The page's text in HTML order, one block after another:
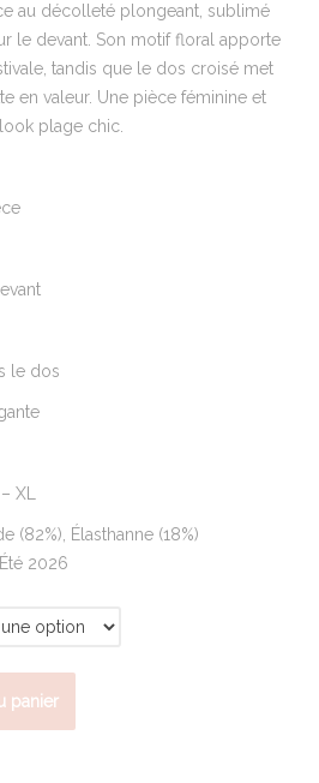
au décolleté plongeant, sublimé
le devant. Son motif floral apporte
tandis que le dos croisé met
en valeur. Une pièce féminine et
plage chic.
le dos
XL
(82%), Élasthanne (18%)
2026
panier